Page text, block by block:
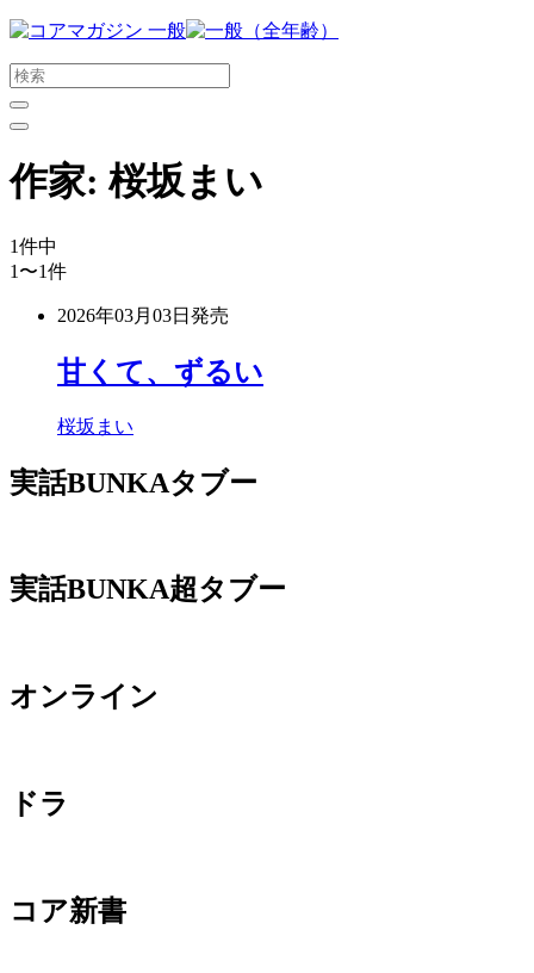
メ
ン
コ
ン
ン
ツ
ス
キ
作家: 桜坂まい
1件中
1〜1件
2026年03月03日 発売
甘くて、ずるい
桜坂まい
実話BUNKAタブー
実話BUNKA超タブー
オンライン
ドラ
コア新書